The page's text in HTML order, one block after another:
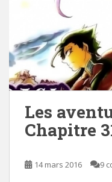
Les
Chapitre
14 mars 2016 9